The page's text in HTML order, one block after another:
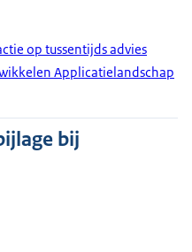
op tussentijds advies
Applicatielandschap
bij